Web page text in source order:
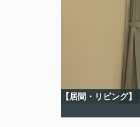
【居間・リビング】